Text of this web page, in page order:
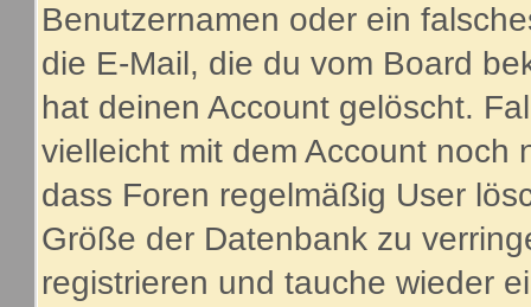
Benutzernamen oder ein
die E-Mail, die du vom Board
hat deinen Account gelöscht.
vielleicht mit dem Account noch
dass Foren regelmäßig User
Größe der Datenbank zu
registrieren und tauche wieder